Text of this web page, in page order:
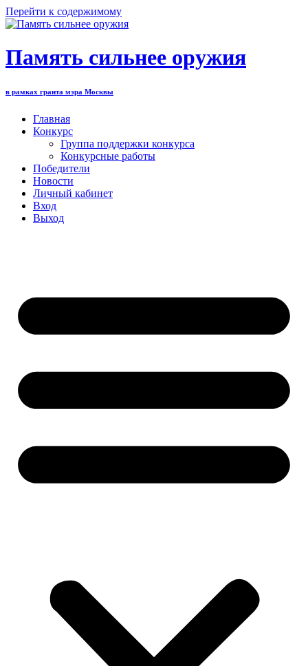
Перейти к содержимому
Память сильнее оружия
в рамках гранта мэра Москвы
Главная
Конкурс
Группа поддержки конкурса
Конкурсные работы
Победители
Новости
Личный кабинет
Вход
Выход